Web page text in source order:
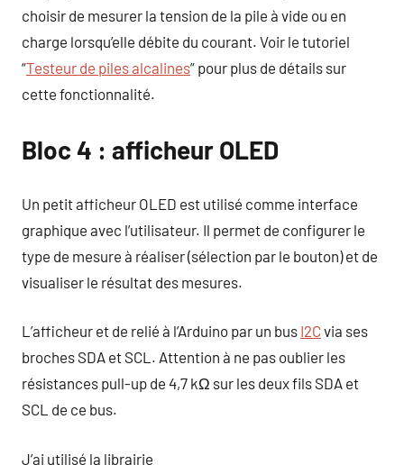
choisir de mesurer la tension de la pile à vide ou en
charge lorsqu’elle débite du courant. Voir le tutoriel
“Testeur de piles alcalines” pour plus de détails sur
cette fonctionnalité.
Bloc 4 : afficheur OLED
Un petit afficheur OLED est utilisé comme interface
graphique avec l’utilisateur. Il permet de configurer le
type de mesure à réaliser (sélection par le bouton) et de
visualiser le résultat des mesures.
L’afficheur et de relié à l’Arduino par un bus I2Cvia ses
broches SDA et SCL. Attention à ne pas oublier les
résistances pull-up de 4,7 kΩ sur les deux fils SDA et
SCL de ce bus.
J’ai utilisé la librairie